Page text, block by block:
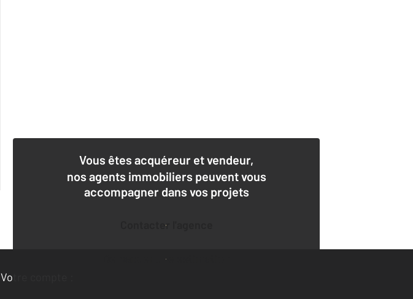
Vous êtes acquéreur et vendeur,
nos agents immobiliers peuvent vous
accompagner dans vos projets
Contacter l'agence
Demander une estimation
Votre compte :